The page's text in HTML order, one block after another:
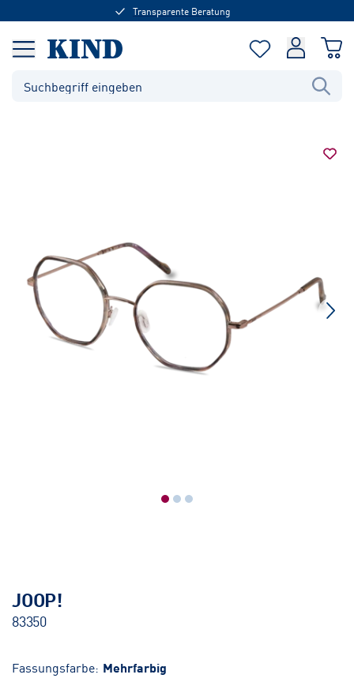
Transparente Beratung
JOOP!
83350
Fassungsfarbe: Mehrfarbig